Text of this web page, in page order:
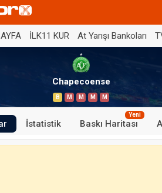
İLK11 KUR At Yarışı Bankoları
Chapecoense
B M M M M
İstatistik Baskı Haritası
Yeni